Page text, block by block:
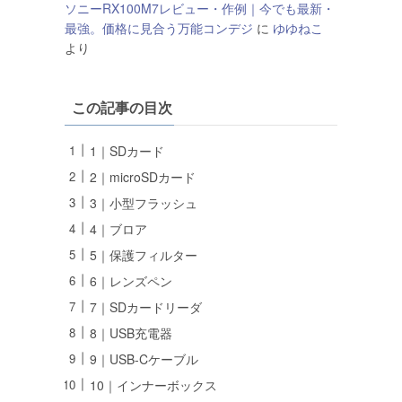
ソニーRX100M7レビュー・作例｜今でも最新・
最強。価格に見合う万能コンデジ に ゆゆねこ
より
この記事の目次
1｜SDカード
2｜microSDカード
3｜小型フラッシュ
4｜ブロア
5｜保護フィルター
6｜レンズペン
7｜SDカードリーダ
8｜USB充電器
9｜USB-Cケーブル
10｜インナーボックス